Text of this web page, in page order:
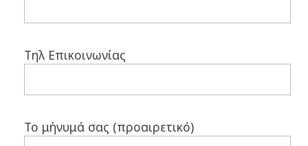
Τηλ Επικοινωνίας
Το μήνυμά σας (προαιρετικό)